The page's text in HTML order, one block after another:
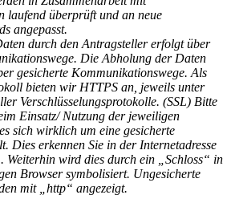
laufend überprüft und an neue
angepasst.
durch den Antragsteller erfolgt über
Die Abholung der Daten
gesicherte Kommunikationswege. Als
bieten wir HTTPS an, jeweils unter
Verschlüsselungsprotokolle. (SSL) Bitte
Einsatz/ Nutzung der jeweiligen
sich wirklich um eine gesicherte
Dies erkennen Sie in der Internetadresse
Weiterhin wird dies durch ein „Schloss“ in
Browser symbolisiert. Ungesicherte
mit „http“ angezeigt.